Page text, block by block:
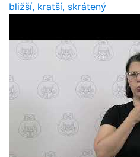
bližší, kratší, skrátený